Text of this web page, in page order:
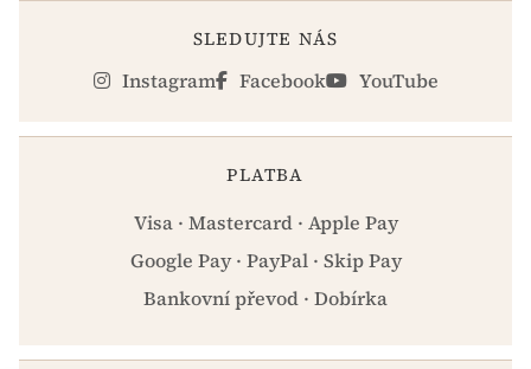
SLEDUJTE NÁS
Instagram Facebook YouTube
PLATBA
Visa · Mastercard · Apple Pay
Google Pay · PayPal · Skip Pay
Bankovní převod · Dobírka